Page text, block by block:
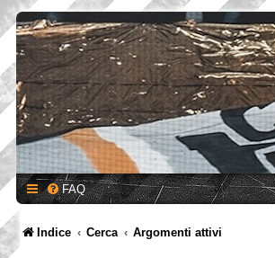
FAQ
Indice Cerca Argomenti attivi